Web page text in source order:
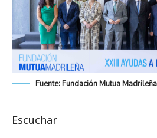
Fuente: Fundación Mutua Madrileña
Escuchar